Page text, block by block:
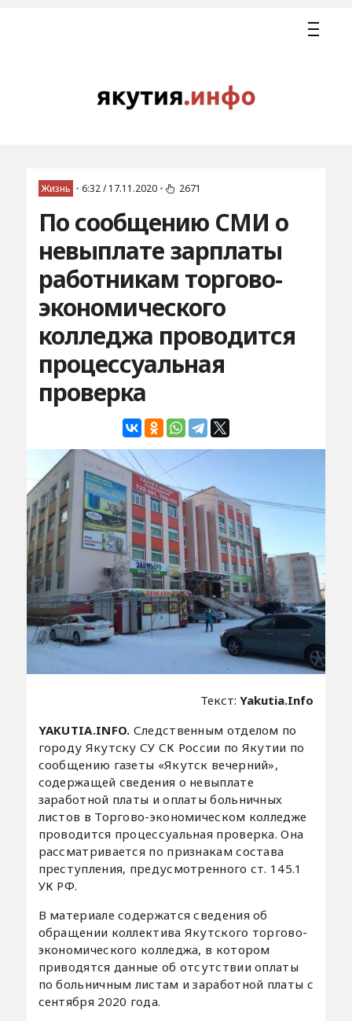
Жизнь • 6:32 / 17.11.2020 • 2671
По сообщению СМИ о
невыплате зарплаты
работникам торгово-
экономического
колледжа проводится
процессуальная
проверка
Текст:Yakutia.Info
YAKUTIA.INFO. Следственным отделом по
городу Якутску СУ СК России по Якутии по
сообщению газеты «Якутск вечерний»,
содержащей сведения о невыплате
заработной платы и оплаты больничных
листов в Торгово-экономическом колледже
проводится процессуальная проверка. Она
рассматривается по признакам состава
преступления, предусмотренного ст. 145.1
УК РФ.
В материале содержатся сведения об
обращении коллектива Якутского торгово-
экономического колледжа, в котором
приводятся данные об отсутствии оплаты
по больничным листам и заработной платы с
сентября 2020 года.